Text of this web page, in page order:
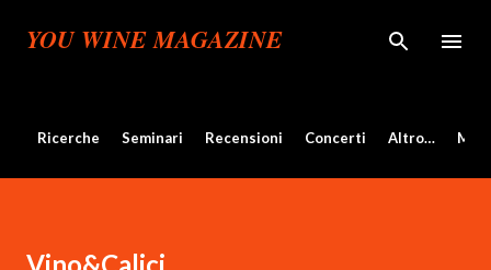
Passa ai contenuti principali
YOU WINE MAGAZINE
Ricerche Seminari Recensioni Concerti Altro…